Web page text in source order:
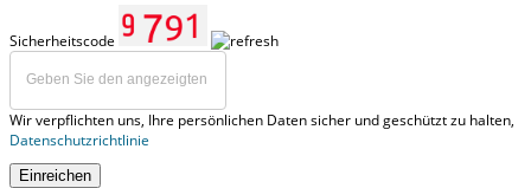
Sicherheitscode
Wir verpflichten uns, Ihre persönlichen Daten sicher und geschützt zu halten,
Datenschutzrichtlinie
Einreichen